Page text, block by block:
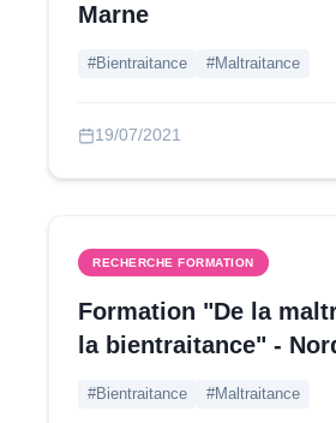
Marne
#Bientraitance #Maltraitance
19/07/2021
RECHERCHE FORMATION
Formation "De la
la bientraitance" -
#Bientraitance #Maltraitance